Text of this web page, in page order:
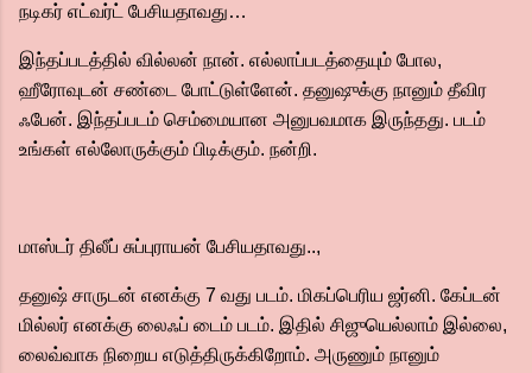
நடிகர் எட்வர்ட் பேசியதாவது…
இந்தப்படத்தில் வில்லன் நான். எல்லாப்படத்தையும் போல,
ஹீரோவுடன் சண்டை போட்டுள்ளேன். தனுஷுக்கு நானும் தீவிர
ஃபேன். இந்தப்படம் செம்மையான அனுபவமாக இருந்தது. படம்
உங்கள் எல்லோருக்கும் பிடிக்கும். நன்றி.
மாஸ்டர் திலீப் சுப்புராயன் பேசியதாவது..,
தனுஷ் சாருடன் எனக்கு 7 வது படம். மிகப்பெரிய ஜர்னி. கேப்டன்
மில்லர் எனக்கு லைஃப் டைம் படம். இதில் சிஜுயெல்லாம் இல்லை,
லைவ்வாக நிறைய எடுத்திருக்கிறோம். அருணும் நானும்